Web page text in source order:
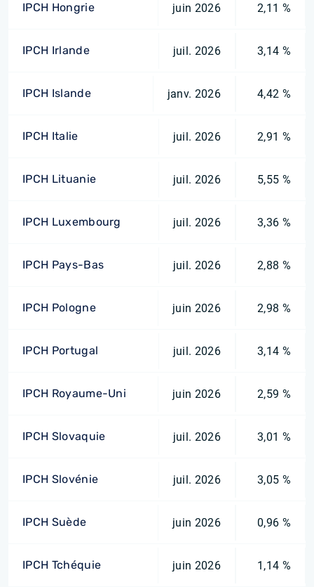
IPCH Hongrie juin 2026 2,11 %
IPCH Irlande juil. 2026 3,14 %
IPCH Islande janv. 2026 4,42 %
IPCH Italie juil. 2026 2,91 %
IPCH Lituanie juil. 2026 5,55 %
IPCH Luxembourg juil. 2026 3,36 %
IPCH Pays-Bas juil. 2026 2,88 %
IPCH Pologne juin 2026 2,98 %
IPCH Portugal juil. 2026 3,14 %
IPCH Royaume-Uni juin 2026 2,59 %
IPCH Slovaquie juil. 2026 3,01 %
IPCH Slovénie juil. 2026 3,05 %
IPCH Suède juin 2026 0,96 %
IPCH Tchéquie juin 2026 1,14 %